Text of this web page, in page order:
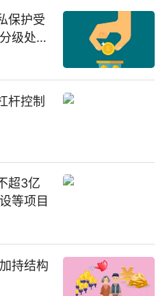
保护受
级处理
杆控制
超3亿
等项目
持结构